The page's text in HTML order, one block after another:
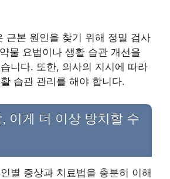
근본 원인을 찾기 위해 정밀 검사
물 요법이나 생활 습관 개선을
니다. 또한, 의사의 지시에 따라
습관 관리를 해야 합니다.
이게 더 이상 방치할 수
별 증상과 치료법을 충분히 이해